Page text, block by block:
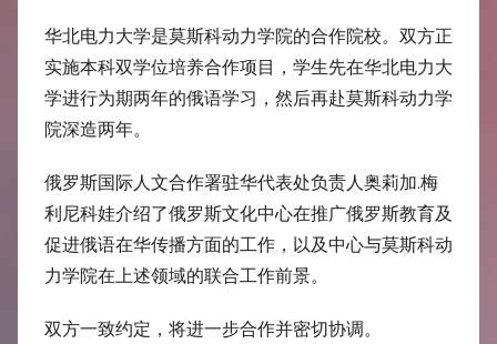
华北电力大学是莫斯科动力学院的合作院校。双方正
实施本科双学位培养合作项目，学生先在华北电力大
学进行为期两年的俄语学习，然后再赴莫斯科动力学
院深造两年。
俄罗斯国际人文合作署驻华代表处负责人奥莉加.梅
利尼科娃介绍了俄罗斯文化中心在推广俄罗斯教育及
促进俄语在华传播方面的工作，以及中心与莫斯科动
力学院在上述领域的联合工作前景。
双方一致约定，将进一步合作并密切协调。